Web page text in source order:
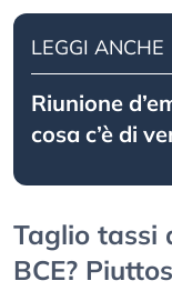
LEGGI ANCHE
Riunione
cosa c’è di
Taglio tassi
BCE?